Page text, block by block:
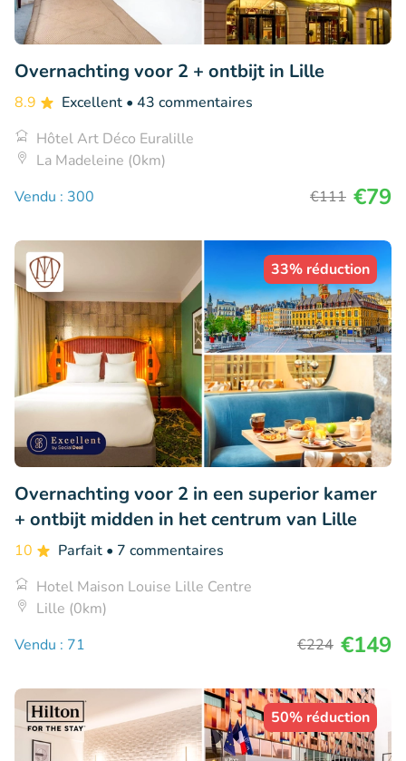
Overnachting voor 2 + ontbijt in Lille
8.9 Excellent • 43 commentaires
Hôtel Art Déco Euralille
La Madeleine (0km)
Vendu : 300
€111 €79
33% réduction
Overnachting voor 2 in een superior kamer
+ ontbijt midden in het centrum van Lille
10 Parfait • 7 commentaires
Hotel Maison Louise Lille Centre
Lille (0km)
Vendu : 71
€224 €149
50% réduction